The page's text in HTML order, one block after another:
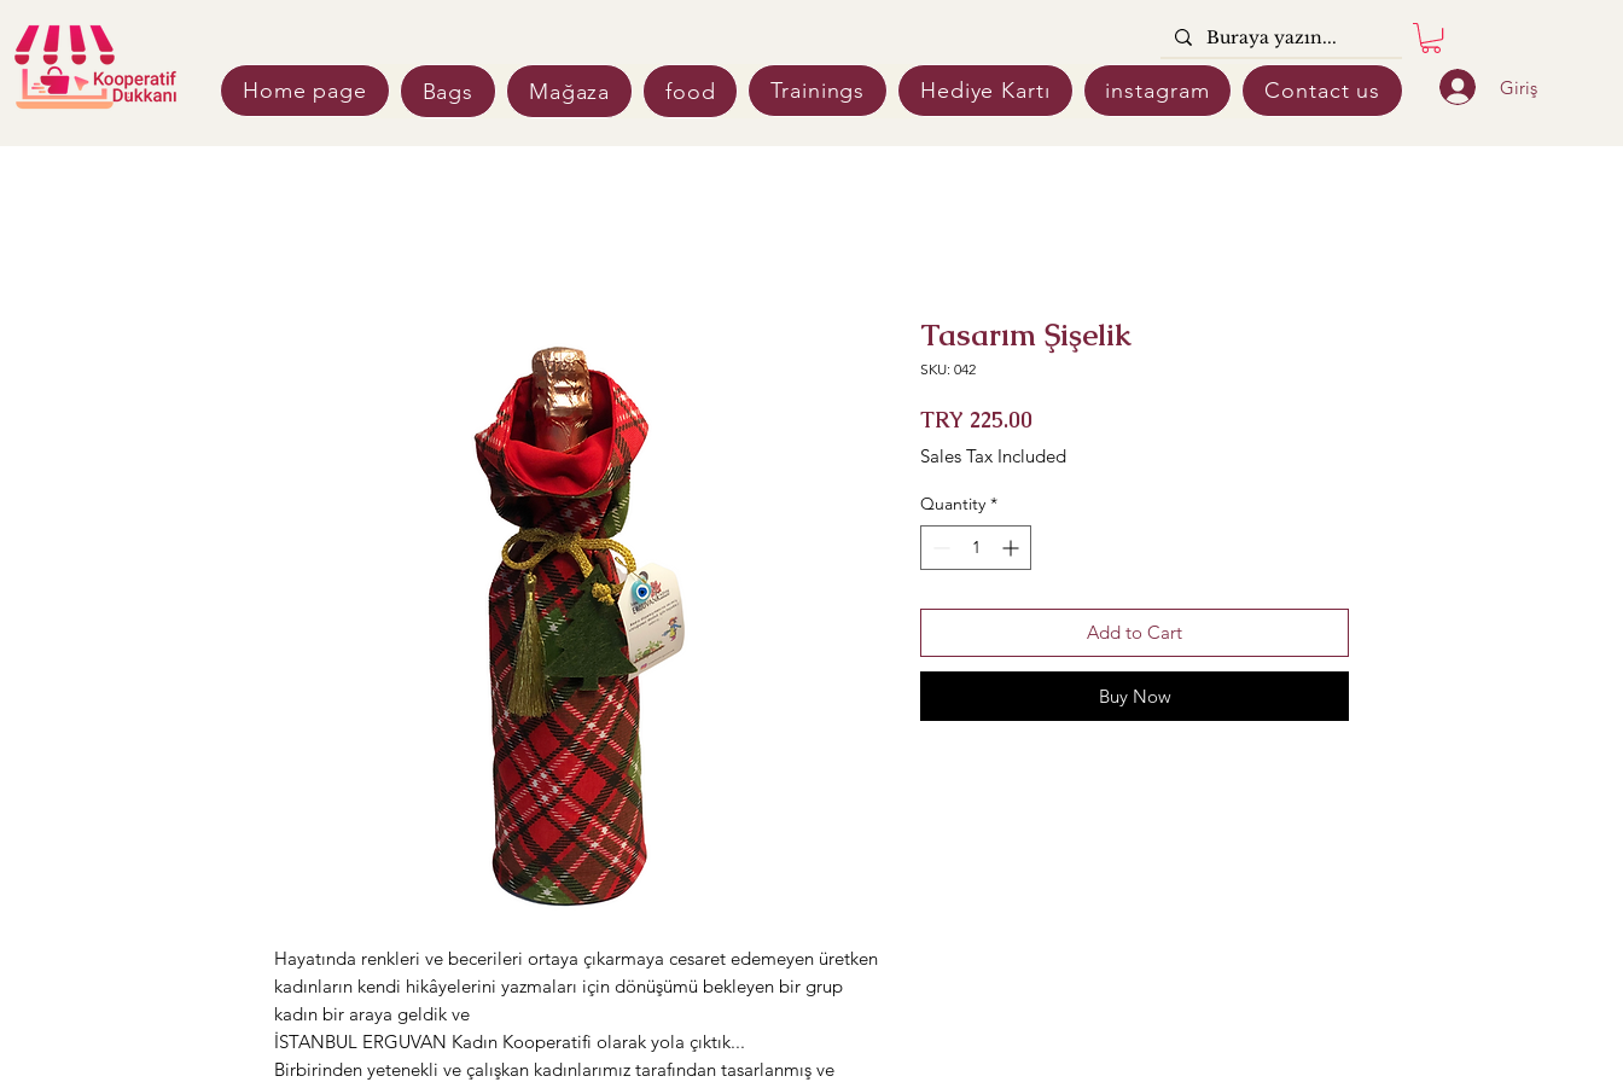
Home page Bags Mağaza food Trainings Hediye Kartı instagram Contact us Giriş
Hayatında renkleri ve becerileri ortaya çıkarmaya cesaret edemeyen üretken
kadınların kendi hikâyelerini yazmaları için dönüşümü bekleyen bir grup
kadın bir araya geldik ve
İSTANBUL ERGUVAN Kadın Kooperatifi olarak yola çıktık...
Birbirinden yetenekli ve çalışkan kadınlarımız tarafından tasarlanmış ve
Tasarım Şişelik
SKU: 042
TRY 225.00
Sales Tax Included
Quantity *
Add to Cart
Buy Now